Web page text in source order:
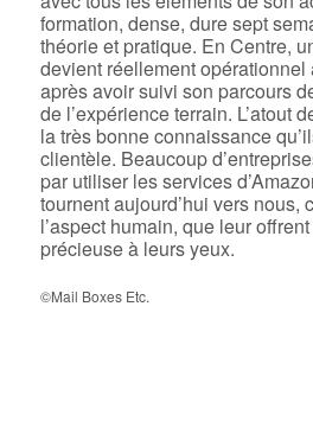
formation, dense, dure sept
théorie et pratique. En Centre,
devient réellement opérationnel
après avoir suivi son parcours
de l’expérience terrain. L’atout
la très bonne connaissance
clientèle. Beaucoup
par utiliser les services
tournent aujourd’hui vers nous,
l’aspect humain, que leur
précieuse à leurs yeux.
©Mail Boxes Etc.